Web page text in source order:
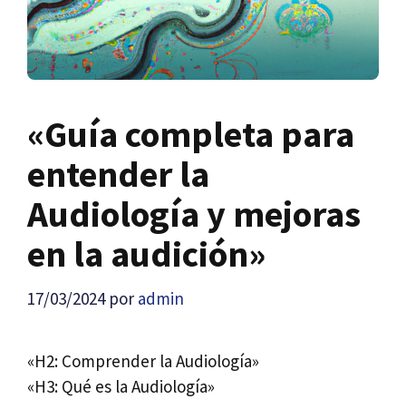
«Guía completa para
entender la
Audiología y mejoras
en la audición»
17/03/2024 por admin
«H2: Comprender la Audiología»
«H3: Qué es la Audiología»